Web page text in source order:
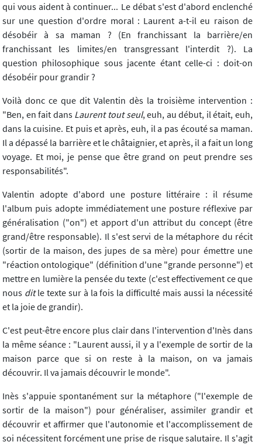
qui vous aident à continuer... Le débat s'est d'abord enclenché
sur une question d'ordre moral : Laurent a-t-il eu raison de
désobéir à sa maman ? (En franchissant la barrière/en
franchissant les limites/en transgressant l'interdit ?). La
question philosophique sous jacente étant celle-ci : doit-on
désobéir pour grandir ?
Voilà donc ce que dit Valentin dès la troisième intervention :
"Ben, en fait dans Laurent tout seul, euh, au début, il était, euh,
dans la cuisine. Et puis et après, euh, il a pas écouté sa maman.
Il a dépassé la barrière et le châtaignier, et après, il a fait un long
voyage. Et moi, je pense que être grand on peut prendre ses
responsabilités".
Valentin adopte d'abord une posture littéraire : il résume
l'album puis adopte immédiatement une posture réflexive par
généralisation ("on") et apport d'un attribut du concept (être
grand/être responsable). Il s'est servi de la métaphore du récit
(sortir de la maison, des jupes de sa mère) pour émettre une
"réaction ontologique" (définition d'une "grande personne") et
mettre en lumière la pensée du texte (c'est effectivement ce que
nous ditle texte sur à la fois la difficulté mais aussi la nécessité
et la joie de grandir).
C'est peut-être encore plus clair dans l'intervention d'Inès dans
la même séance : "Laurent aussi, il y a l'exemple de sortir de la
maison parce que si on reste à la maison, on va jamais
découvrir. Il va jamais découvrir le monde".
Inès s'appuie spontanément sur la métaphore ("l'exemple de
sortir de la maison") pour généraliser, assimiler grandir et
découvrir et affirmer que l'autonomie et l'accomplissement de
soi nécessitent forcément une prise de risque salutaire. Il s'agit